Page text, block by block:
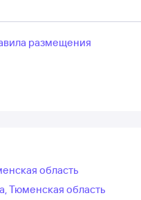
размещения
область
Тюменская область